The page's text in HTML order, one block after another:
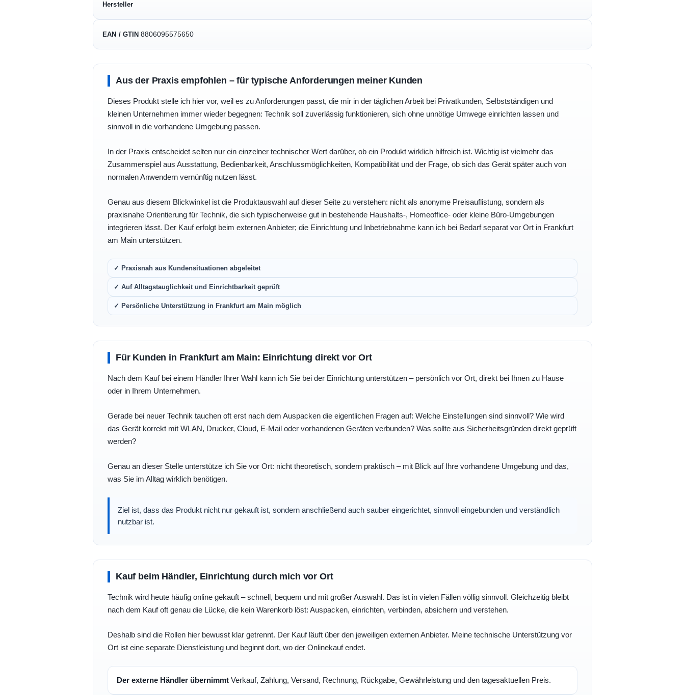
Hersteller
EAN / GTIN 8806095575650
Aus der Praxis empfohlen – für typische Anforderungen meiner Kunden
Dieses Produkt stelle ich hier vor, weil es zu Anforderungen passt, die mir in der täglichen Arbeit bei Privatkunden, Selbstständigen und
kleinen Unternehmen immer wieder begegnen: Technik soll zuverlässig funktionieren, sich ohne unnötige Umwege einrichten lassen und
sinnvoll in die vorhandene Umgebung passen.
In der Praxis entscheidet selten nur ein einzelner technischer Wert darüber, ob ein Produkt wirklich hilfreich ist. Wichtig ist vielmehr das
Zusammenspiel aus Ausstattung, Bedienbarkeit, Anschlussmöglichkeiten, Kompatibilität und der Frage, ob sich das Gerät später auch von
normalen Anwendern vernünftig nutzen lässt.
Genau aus diesem Blickwinkel ist die Produktauswahl auf dieser Seite zu verstehen: nicht als anonyme Preisauflistung, sondern als
praxisnahe Orientierung für Technik, die sich typischerweise gut in bestehende Haushalts-, Homeoffice- oder kleine Büro-Umgebungen
integrieren lässt. Der Kauf erfolgt beim externen Anbieter; die Einrichtung und Inbetriebnahme kann ich bei Bedarf separat vor Ort in Frankfurt
am Main unterstützen.
✓ Praxisnah aus Kundensituationen abgeleitet
✓ Auf Alltagstauglichkeit und Einrichtbarkeit geprüft
✓ Persönliche Unterstützung in Frankfurt am Main möglich
Für Kunden in Frankfurt am Main: Einrichtung direkt vor Ort
Nach dem Kauf bei einem Händler Ihrer Wahl kann ich Sie bei der Einrichtung unterstützen – persönlich vor Ort, direkt bei Ihnen zu Hause
oder in Ihrem Unternehmen.
Gerade bei neuer Technik tauchen oft erst nach dem Auspacken die eigentlichen Fragen auf: Welche Einstellungen sind sinnvoll? Wie wird
das Gerät korrekt mit WLAN, Drucker, Cloud, E-Mail oder vorhandenen Geräten verbunden? Was sollte aus Sicherheitsgründen direkt geprüft
werden?
Genau an dieser Stelle unterstütze ich Sie vor Ort: nicht theoretisch, sondern praktisch – mit Blick auf Ihre vorhandene Umgebung und das,
was Sie im Alltag wirklich benötigen.
Ziel ist, dass das Produkt nicht nur gekauft ist, sondern anschließend auch sauber eingerichtet, sinnvoll eingebunden und verständlich
nutzbar ist.
Kauf beim Händler, Einrichtung durch mich vor Ort
Technik wird heute häufig online gekauft – schnell, bequem und mit großer Auswahl. Das ist in vielen Fällen völlig sinnvoll. Gleichzeitig bleibt
nach dem Kauf oft genau die Lücke, die kein Warenkorb löst: Auspacken, einrichten, verbinden, absichern und verstehen.
Deshalb sind die Rollen hier bewusst klar getrennt. Der Kauf läuft über den jeweiligen externen Anbieter. Meine technische Unterstützung vor
Ort ist eine separate Dienstleistung und beginnt dort, wo der Onlinekauf endet.
Der externe Händler übernimmt Verkauf, Zahlung, Versand, Rechnung, Rückgabe, Gewährleistung und den tagesaktuellen Preis.